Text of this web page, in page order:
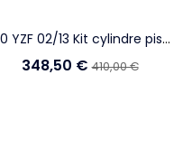
250 YZF 02/13 Kit cylindre piston
348,50 €410,00 €